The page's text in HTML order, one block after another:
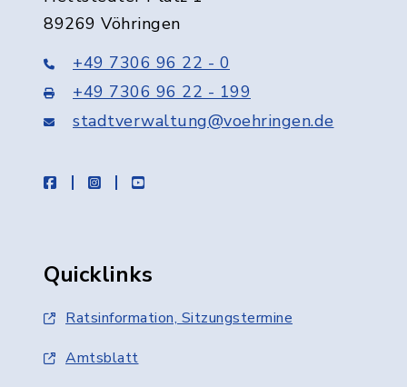
89269 Vöhringen
+49 7306 96 22 - 0
+49 7306 96 22 - 199
stadtverwaltung@voehringen.de
facebookinstagramyoutube
Quicklinks
Ratsinformation, Sitzungstermine
Amtsblatt